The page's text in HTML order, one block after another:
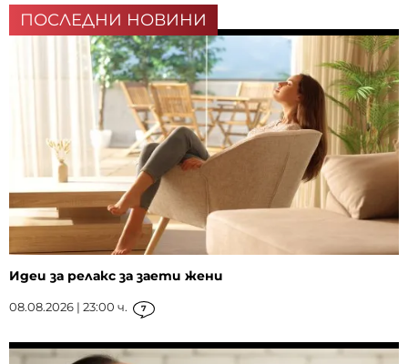
ПОСЛЕДНИ НОВИНИ
Идеи за релакс за заети жени
08.08.2026 | 23:00 ч. 7